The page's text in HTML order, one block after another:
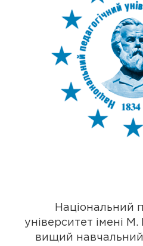
Національний
університет імені
вищий навчальний